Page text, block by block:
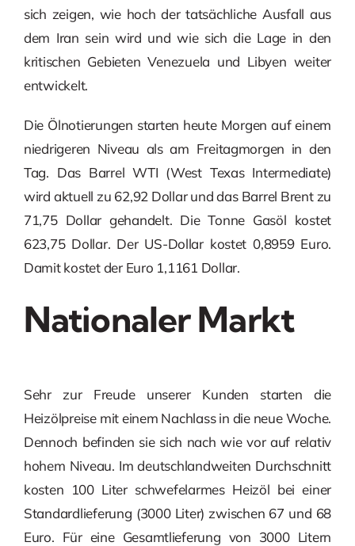
sich zeigen, wie hoch der tatsächliche Ausfall aus
dem Iran sein wird und wie sich die Lage in den
kritischen Gebieten Venezuela und Libyen weiter
entwickelt.
Die Ölnotierungen starten heute Morgen auf einem
niedrigeren Niveau als am Freitagmorgen in den
Tag. Das Barrel WTI (West Texas Intermediate)
wird aktuell zu 62,92 Dollar und das Barrel Brent zu
71,75 Dollar gehandelt. Die Tonne Gasöl kostet
623,75 Dollar. Der US-Dollar kostet 0,8959 Euro.
Damit kostet der Euro 1,1161 Dollar.
Nationaler Markt
Sehr zur Freude unserer Kunden starten die
Heizölpreise mit einem Nachlass in die neue Woche.
Dennoch befinden sie sich nach wie vor auf relativ
hohem Niveau. Im deutschlandweiten Durchschnitt
kosten 100 Liter schwefelarmes Heizöl bei einer
Standardlieferung (3000 Liter) zwischen 67 und 68
Euro. Für eine Gesamtlieferung von 3000 Litern